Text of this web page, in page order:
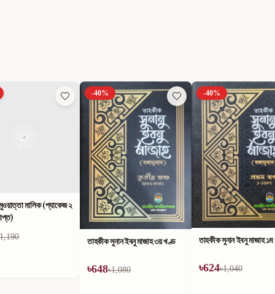
মালিক (প্যাকেজ ২
1,190
-40%
তাহকীক সুনান ইবনু মাজাহ ৩য় খণ্ড
৳648৳1,080
-40%
তাহকীক সুনান ইবনু মাজাহ
৳624৳1,040